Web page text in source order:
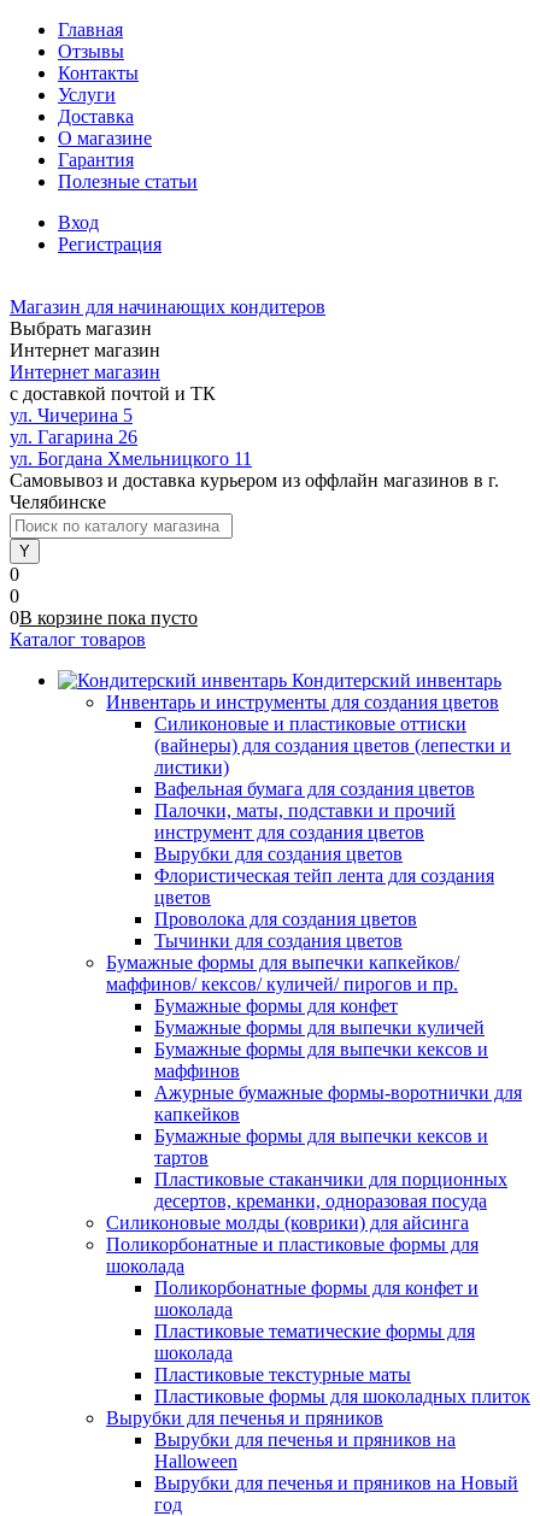
Главная
Отзывы
Контакты
Услуги
Доставка
О магазине
Гарантия
Полезные статьи
Вход
Регистрация
Магазин для начинающих кондитеров
Выбрать магазин
Интернет магазин
Интернет магазин
с доставкой почтой и ТК
ул. Чичерина 5
ул. Гагарина 26
ул. Богдана Хмельницкого 11
Самовывоз и доставка курьером из оффлайн магазинов в г.
Челябинске
0
0
0В корзине пока пусто
Каталог товаров
Кондитерский инвентарь
Инвентарь и инструменты для создания цветов
Силиконовые и пластиковые оттиски
(вайнеры) для создания цветов (лепестки и
листики)
Вафельная бумага для создания цветов
Палочки, маты, подставки и прочий
инструмент для создания цветов
Вырубки для создания цветов
Флористическая тейп лента для создания
цветов
Проволока для создания цветов
Тычинки для создания цветов
Бумажные формы для выпечки капкейков/
маффинов/ кексов/ куличей/ пирогов и пр.
Бумажные формы для конфет
Бумажные формы для выпечки куличей
Бумажные формы для выпечки кексов и
маффинов
Ажурные бумажные формы-воротнички для
капкейков
Бумажные формы для выпечки кексов и
тартов
Пластиковые стаканчики для порционных
десертов, креманки, одноразовая посуда
Силиконовые молды (коврики) для айсинга
Поликорбонатные и пластиковые формы для
шоколада
Поликорбонатные формы для конфет и
шоколада
Пластиковые тематические формы для
шоколада
Пластиковые текстурные маты
Пластиковые формы для шоколадных плиток
Вырубки для печенья и пряников
Вырубки для печенья и пряников на
Halloween
Вырубки для печенья и пряников на Новый
год